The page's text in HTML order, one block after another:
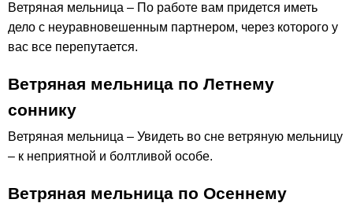
Ветряная мельница – По работе вам придется иметь
дело с неуравновешенным партнером, через которого у
вас все перепутается.
Ветряная мельница по Летнему
соннику
Ветряная мельница – Увидеть во сне ветряную мельницу
– к неприятной и болтливой особе.
Ветряная мельница по Осеннему